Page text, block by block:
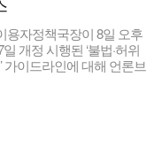
용자정책국장이 8일 오후
개정 시행된 ‘불법·허위
가이드라인에 대해 언론브